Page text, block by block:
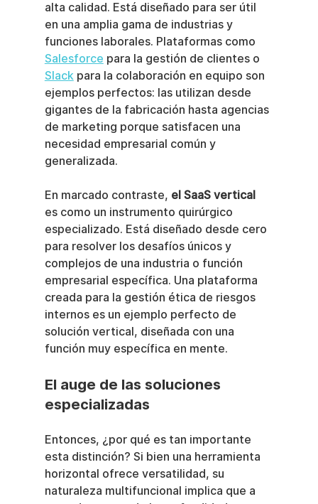
alta calidad. Está diseñado para ser útil
en una amplia gama de industrias y
funciones laborales. Plataformas como
Salesforce para la gestión de clientes o
Slack para la colaboración en equipo son
ejemplos perfectos: las utilizan desde
gigantes de la fabricación hasta agencias
de marketing porque satisfacen una
necesidad empresarial común y
generalizada.
En marcado contraste, el SaaS vertical
es como un instrumento quirúrgico
especializado. Está diseñado desde cero
para resolver los desafíos únicos y
complejos de una industria o función
empresarial específica. Una plataforma
creada para la gestión ética de riesgos
internos es un ejemplo perfecto de
solución vertical, diseñada con una
función muy específica en mente.
El auge de las soluciones
especializadas
Entonces, ¿por qué es tan importante
esta distinción? Si bien una herramienta
horizontal ofrece versatilidad, su
naturaleza multifuncional implica que a